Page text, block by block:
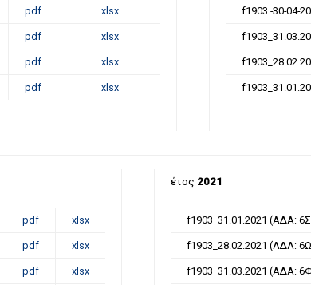
pdf xlsx
pdf xlsx
pdf xlsx
pdf xlsx
f1903 -30-04-
pdf xlsx
pdf xlsx
pdf xlsx
έτος 2021
f1903_31.01.2021 (ΑΔΑ:
f1903_28.02.2021 (ΑΔΑ:
f1903_31.03.2021 (ΑΔΑ: